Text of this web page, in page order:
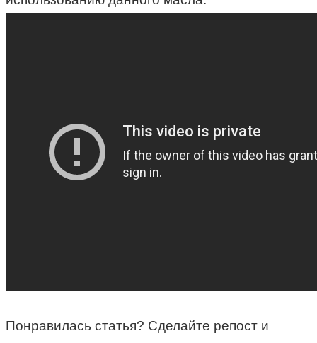
Понравилась статья? Сделайте репост и